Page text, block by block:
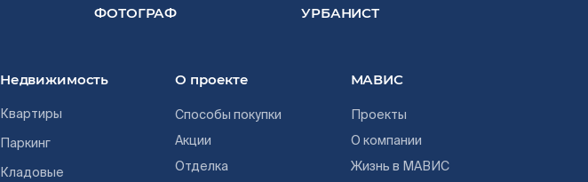
ФОТОГРАФ УРБАНИСТ
Недвижимость
Квартиры
Паркинг
Кладовые
О проекте
Способы покупки
Акции
Отделка
МАВИС
Проекты
О компании
Жизнь в МАВИС